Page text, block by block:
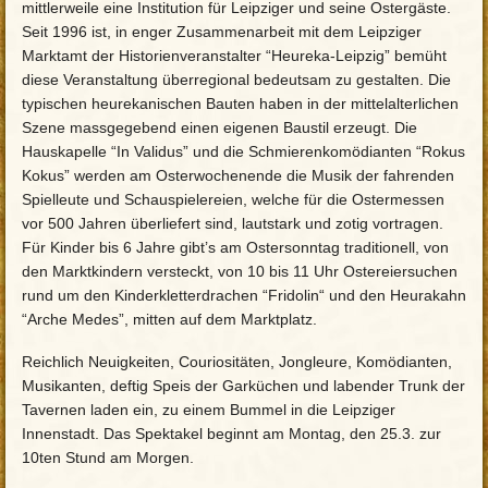
mittlerweile eine Institution für Leipziger und seine Ostergäste.
Seit 1996 ist, in enger Zusammenarbeit mit dem Leipziger
Marktamt der Historienveranstalter “Heureka-Leipzig” bemüht
diese Veranstaltung überregional bedeutsam zu gestalten. Die
typischen heurekanischen Bauten haben in der mittelalterlichen
Szene massgegebend einen eigenen Baustil erzeugt. Die
Hauskapelle “In Validus” und die Schmierenkomödianten “Rokus
Kokus” werden am Osterwochenende die Musik der fahrenden
Spielleute und Schauspielereien, welche für die Ostermessen
vor 500 Jahren überliefert sind, lautstark und zotig vortragen.
Für Kinder bis 6 Jahre gibt’s am Ostersonntag traditionell, von
den Marktkindern versteckt, von 10 bis 11 Uhr Ostereiersuchen
rund um den Kinderkletterdrachen “Fridolin“ und den Heurakahn
“Arche Medes”, mitten auf dem Marktplatz.
Reichlich Neuigkeiten, Couriositäten, Jongleure, Komödianten,
Musikanten, deftig Speis der Garküchen und labender Trunk der
Tavernen laden ein, zu einem Bummel in die Leipziger
Innenstadt. Das Spektakel beginnt am Montag, den 25.3. zur
10ten Stund am Morgen.